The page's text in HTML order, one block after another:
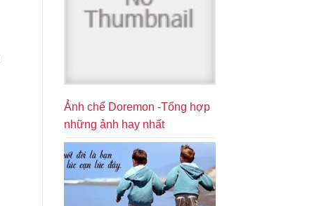
Ảnh chế Doremon -Tổng hợp
những ảnh hay nhất